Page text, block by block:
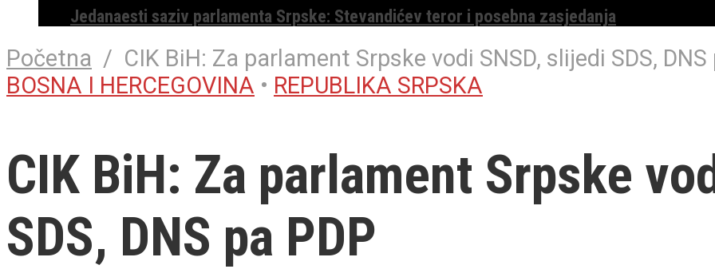
Jedanaesti saziv parlamenta Srpske: Stevandićev teror i posebna zasjedanja
Početna / CIK BiH: Za parlament Srpske vodi SNSD, slijedi SDS, DNS
BOSNA I HERCEGOVINA • REPUBLIKA SRPSKA
CIK BiH: Za parlament Srpske
SDS, DNS pa PDP